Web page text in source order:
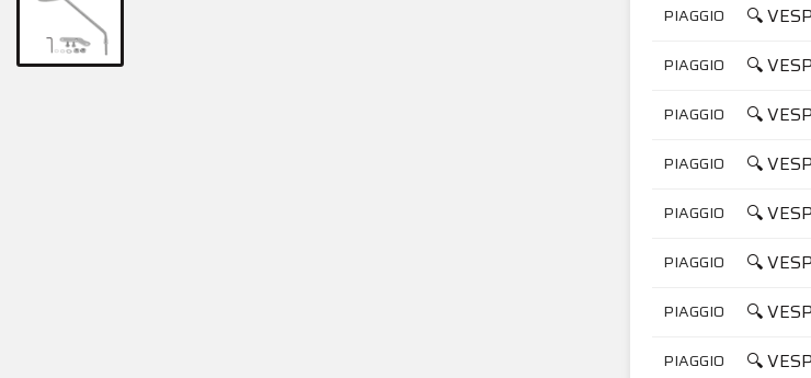
PIAGGIO 🔍
PIAGGIO 🔍
PIAGGIO 🔍
PIAGGIO 🔍
PIAGGIO 🔍
PIAGGIO 🔍
PIAGGIO 🔍
PIAGGIO 🔍